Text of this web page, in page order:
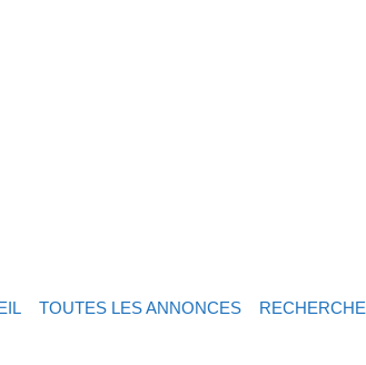
TOUTES LES ANNONCES RECHERCHE